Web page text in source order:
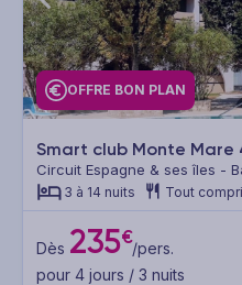
OFFRE BON PLAN
Smart club Monte Mare
Circuit Espagne & ses îles -
3 à 14 nuits Tout
Dès 235€/pers.
pour 4 jours / 3 nuits